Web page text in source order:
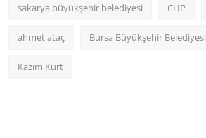
sakarya büyükşehir belediyesi CHP
ahmet ataç Bursa Büyükşehir Belediyesi
Kazım Kurt